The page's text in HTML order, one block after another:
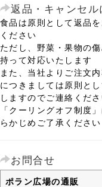
返品・キャンセル
食品は原則として返品
ください
ただし、野菜・果物の
持って対応いたします
また、当社よりご注文
につきましては原則と
しますのでご連絡くだ
「クーリングオフ制度
らかじめご了承ください
お問合せ
ポラン広場の通販